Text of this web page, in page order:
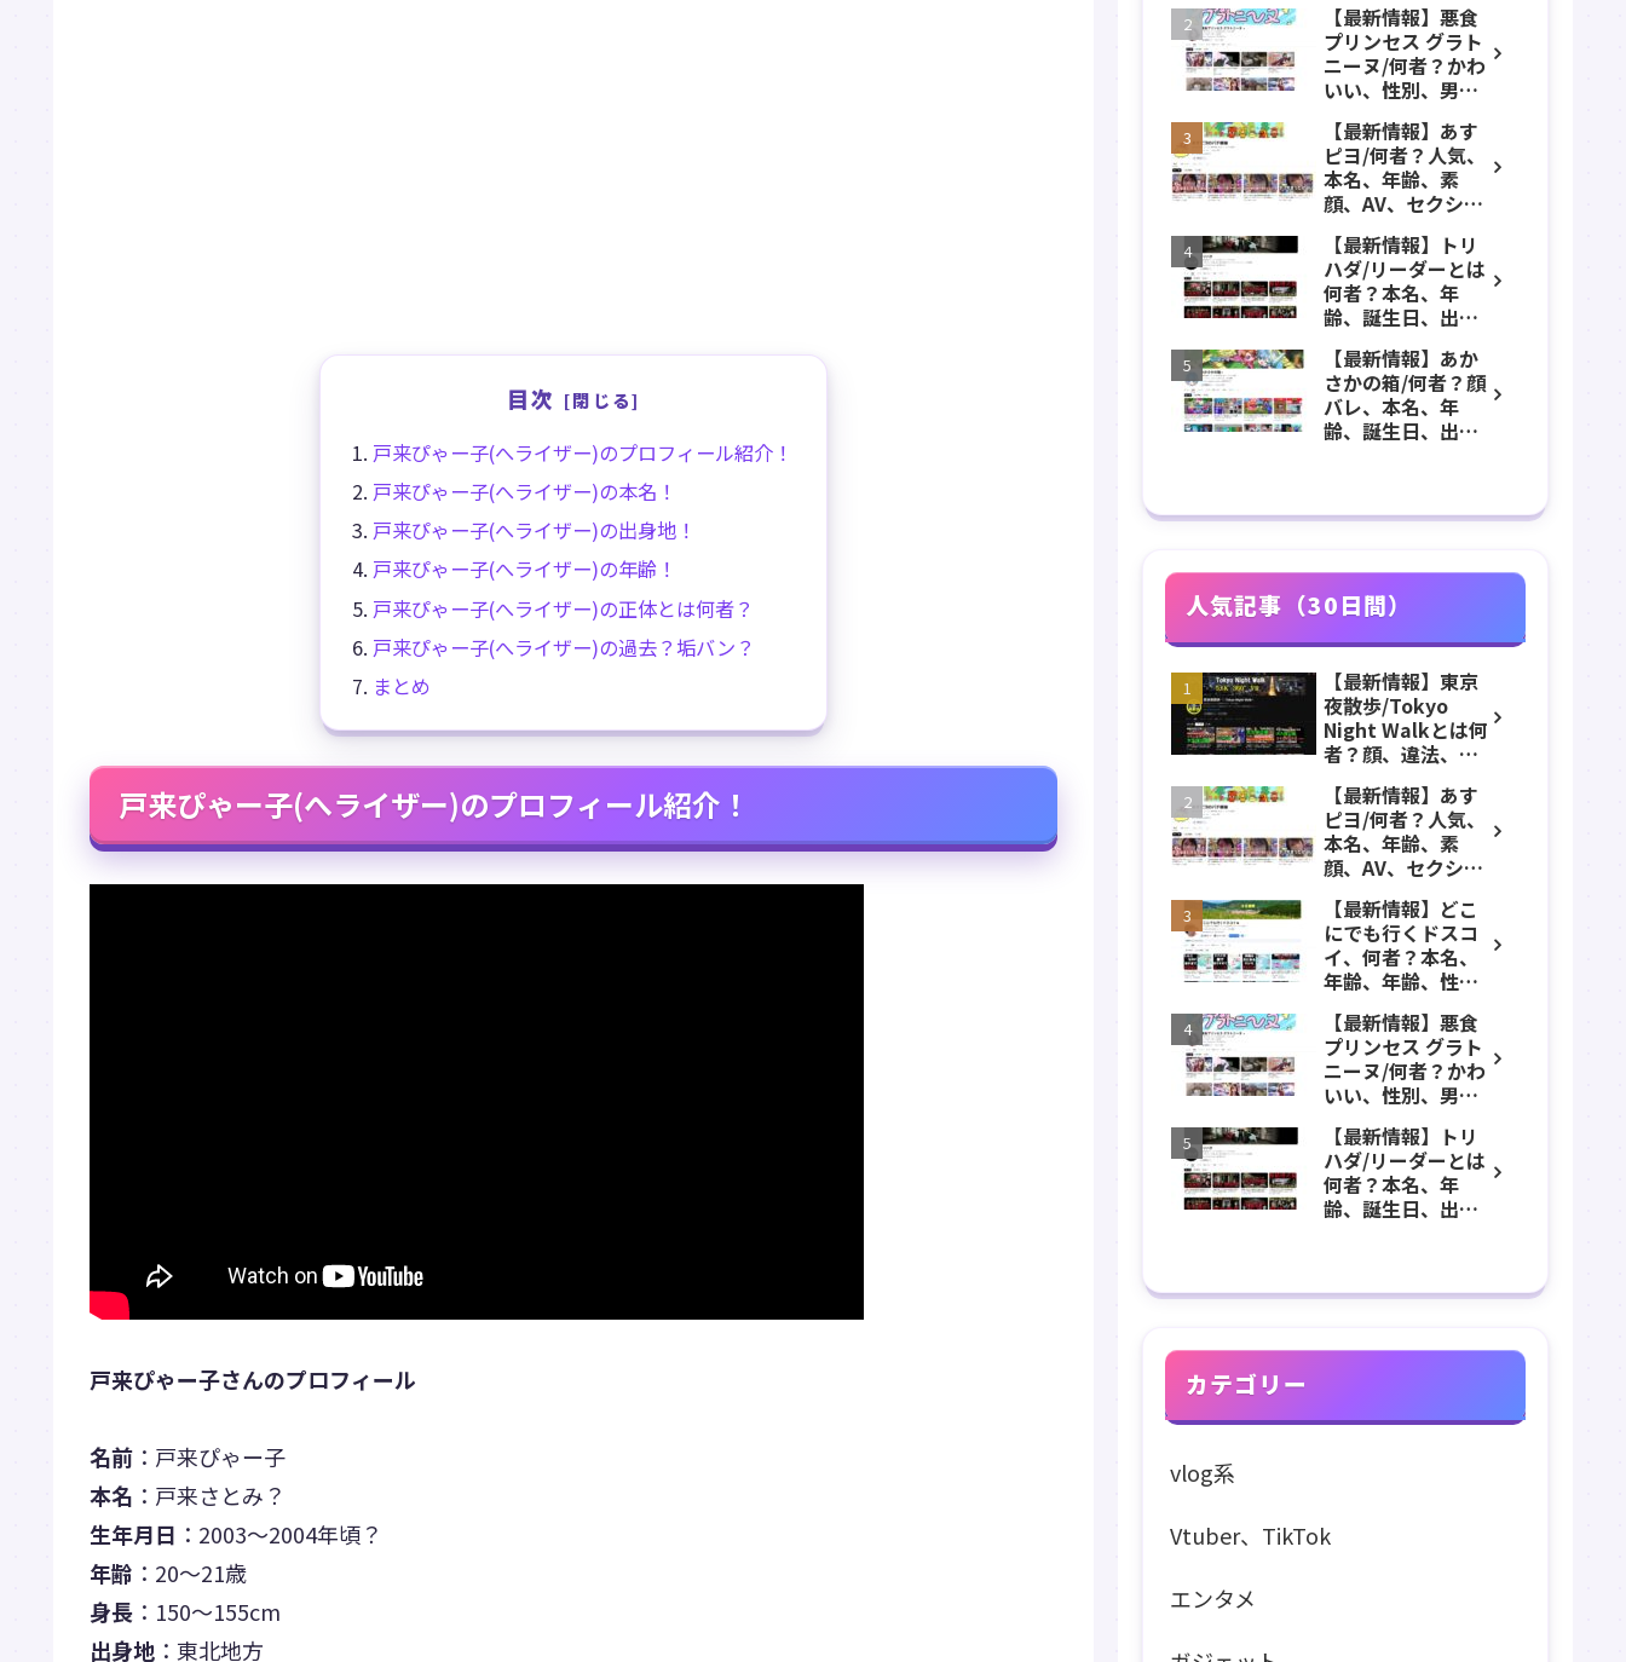
目次
戸来ぴゃー子(へライザー)のプロフィール紹介！
戸来ぴゃー子(へライザー)の本名！
戸来ぴゃー子(へライザー)の出身地！
戸来ぴゃー子(へライザー)の年齢！
戸来ぴゃー子(へライザー)の正体とは何者？
戸来ぴゃー子(へライザー)の過去？垢バン？
まとめ
戸来ぴゃー子(へライザー)のプロフィール紹介！
戸来ぴゃー子さんのプロフィール
名前 ：戸来ぴゃー子
本名 ：戸来さとみ？
生年月日 ：2003～2004年頃？
年齢 ：20～21歳
身長 ：150～155cm
出身地 ：東北地方
久保公園、本名、
年齢、誕生日、職
業、かわいい、彼
女などのプロフィ
ール、YouTubeチ
ャンネル紹介！
【最新情報】悪食
プリンセス グラト
ニーヌ/何者？かわ
いい、性別、男？
長、出身などのプ
ロフィール、
YouTubeチャンネ
ル紹介！
【最新情報】あす
ピヨ/何者？人気、
本名、年齢、素
顔、AV、セクシ
る、身長、出身、
学歴、経歴、仕事
のプロフィール、
YouTubeチャンネ
ル紹介！
【最新情報】トリ
ハダ/リーダーとは
何者？本名、年
齢、誕生日、出
レ、ホラー、心
霊、うっちゃん、
メンバーなどのプ
ロフィール、
【最新情報】あか
さかの箱/何者？顔
バレ、本名、年
齢、誕生日、出
のプロフィール、
ル紹介！
人気記事（30日間）
【最新情報】東京
夜散歩/Tokyo
Night Walkとは何
者？顔、違法、逮
久保公園、本名、
年齢、誕生日、職
業、かわいい、彼
女などのプロフィ
ール、YouTubeチ
ャンネル紹介！
【最新情報】あす
ピヨ/何者？人気、
本名、年齢、素
顔、AV、セクシ
る、身長、出身、
学歴、経歴、仕事
のプロフィール、
YouTubeチャンネ
ル紹介！
【最新情報】どこ
にでも行くドスコ
イ、何者？本名、
年齢、年齢、性
どのプロフィー
ル、YouTubeチャ
ンネル紹介！
【最新情報】悪食
プリンセス グラト
ニーヌ/何者？かわ
いい、性別、男？
長、出身などのプ
ロフィール、
YouTubeチャンネ
ル紹介！
【最新情報】トリ
ハダ/リーダーとは
何者？本名、年
齢、誕生日、出
メンバーなどのプ
YouTubeチャンネ
カテゴリー
vlog系
Vtuber、TikTok
エンタメ